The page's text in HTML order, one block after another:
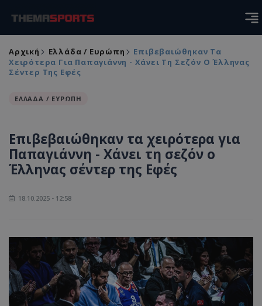
Αρχική Ελλάδα / Ευρώπη
Επιβεβαιώθηκαν Τα
Χειρότερα Για Παπαγιάννη - Χάνει Τη Σεζόν Ο Έλληνας
Σέντερ Της Εφές
ΕΛΛΑΔΑ / ΕΥΡΩΠΗ
Επιβεβαιώθηκαν τα χειρότερα για
Παπαγιάννη - Χάνει τη σεζόν ο
Έλληνας σέντερ της Εφές
18.10.2025 - 12:58